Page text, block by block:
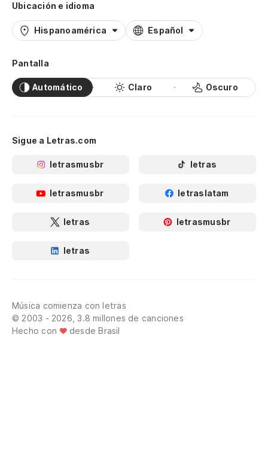
Ubicación e idioma
Hispanoamérica Español
Pantalla
Automático Claro Oscuro
Sigue a Letras.com
letrasmusbr letras
letrasmusbr letraslatam
letras letrasmusbr
letras
Música comienza con letras
© 2003 - 2026, 3.8 millones de canciones
Hecho con
desde Brasil